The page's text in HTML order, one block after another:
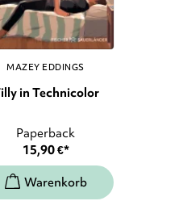
MAZEY EDDINGS
in Technicolor
Paperback
15,90€*